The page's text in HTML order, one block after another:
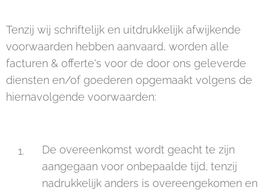
Tenzij wij schriftelijk en uitdrukkelijk afwijkende
voorwaarden hebben aanvaard, worden alle
facturen & offerte's voor de door ons geleverde
diensten en/of goederen opgemaakt volgens de
hiernavolgende voorwaarden:
De overeenkomst wordt geacht te zijn
aangegaan voor onbepaalde tijd, tenzij
nadrukkelijk anders is overeengekomen en